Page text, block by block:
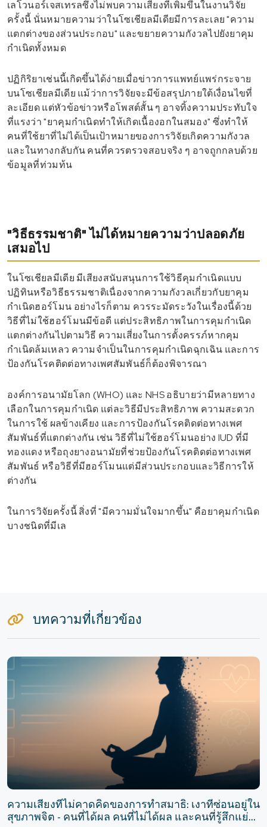
เลโวนอร์เจสเทรลซึ่งไม่พบความเสี่ยงที่เพิ่มขึ้นในงานวิจัย
ครั้งนี้ นั่นหมายความว่าในโซเชียลมีเดียมีการละเลย "ความ
แตกต่างของส่วนประกอบ" และขยายความกังวลไปยังยาคุม
กำเนิดทั้งหมด
ปฏิกิริยาเช่นนี้เกิดขึ้นได้ง่ายเมื่อข่าวการแพทย์แพร่กระจาย
บนโซเชียลมีเดีย แม้ว่าการวิจัยจะมีข้อสรุปภายใต้เงื่อนไขที่
ละเอียด แต่หัวข้อข่าวหรือโพสต์สั้น ๆ อาจทิ้งความประทับใจ
ที่แรงว่า "ยาคุมกำเนิดทำให้เกิดเนื้องอกในสมอง" ซึ่งทำให้
คนที่ใช้ยาที่ไม่ได้เป็นเป้าหมายของการวิจัยเกิดความกังวล
และในทางกลับกัน คนที่ควรตรวจสอบจริง ๆ อาจถูกกลบด้วย
ข้อมูลที่ท่วมท้น
"วิธีธรรมชาติ" ไม่ได้หมายความว่าปลอดภัย
เสมอไป
ในโซเชียลมีเดีย มีเสียงสนับสนุนการใช้วิธีคุมกำเนิดแบบ
ปฏิทินหรือวิธีธรรมชาติเนื่องจากความกังวลเกี่ยวกับยาคุม
กำเนิดฮอร์โมน อย่างไรก็ตาม ควรระมัดระวังในเรื่องนี้ด้วย
วิธีที่ไม่ใช้ฮอร์โมนมีข้อดี แต่ประสิทธิภาพในการคุมกำเนิด
แตกต่างกันไปตามวิธี ความเสี่ยงในการตั้งครรภ์หากคุม
กำเนิดล้มเหลว ความจำเป็นในการคุมกำเนิดฉุกเฉิน และการ
ป้องกันโรคติดต่อทางเพศสัมพันธ์ก็ต้องพิจารณา
องค์การอนามัยโลก (WHO) และ NHS อธิบายว่ามีหลายทาง
เลือกในการคุมกำเนิด แต่ละวิธีมีประสิทธิภาพ ความสะดวก
ในการใช้ ผลข้างเคียง และการป้องกันโรคติดต่อทางเพศ
สัมพันธ์ที่แตกต่างกัน เช่น วิธีที่ไม่ใช้ฮอร์โมนอย่าง IUD ที่มี
ทองแดง หรือถุงยางอนามัยที่ช่วยป้องกันโรคติดต่อทางเพศ
สัมพันธ์ หรือวิธีที่มีฮอร์โมนแต่มีส่วนประกอบและวิธีการให้
ต่างกัน
ในการวิจัยครั้งนี้ สิ่งที่ "มีความมั่นใจมากขึ้น" คือยาคุมกำเนิด
บางชนิดที่มีเล
บทความที่เกี่ยวข้อง
ความเสี่ยงที่ไม่คาดคิดของการทำสมาธิ: เงาที่ซ่อนอยู่ใน
สุขภาพจิต - คนที่ได้ผล คนที่ไม่ได้ผล และคนที่รู้สึกแย่